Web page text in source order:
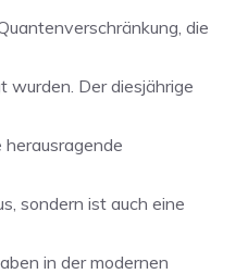
die
wurden. Der diesjährige
sondern ist auch eine
in der modernen